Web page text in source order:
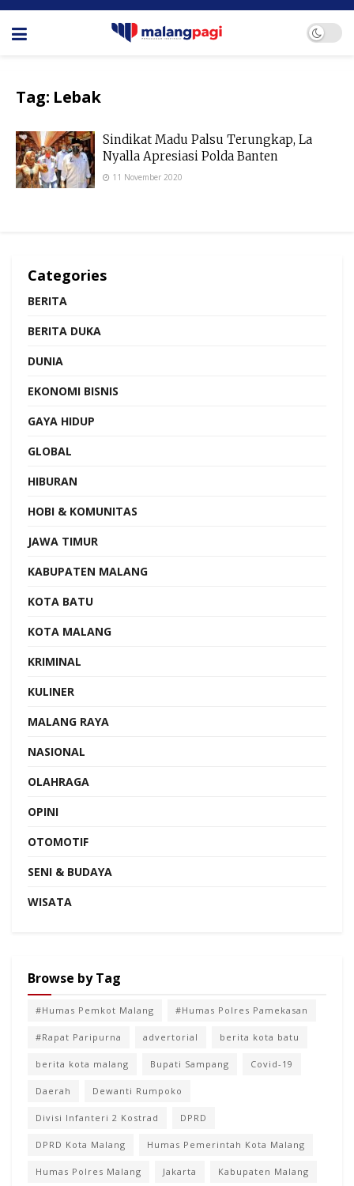
Tag: Lebak
Sindikat Madu Palsu Terungkap, La
Nyalla Apresiasi Polda Banten
11 November 2020
Categories
BERITA
BERITA DUKA
DUNIA
EKONOMI BISNIS
GAYA HIDUP
GLOBAL
HIBURAN
HOBI & KOMUNITAS
JAWA TIMUR
KABUPATEN MALANG
KOTA BATU
KOTA MALANG
KRIMINAL
KULINER
MALANG RAYA
NASIONAL
OLAHRAGA
OPINI
OTOMOTIF
SENI & BUDAYA
WISATA
Browse by Tag
#Humas Pemkot Malang #Humas Polres Pamekasan
#Rapat Paripurna advertorial berita kota batu
berita kota malang Bupati Sampang Covid-19
Daerah Dewanti Rumpoko
Divisi Infanteri 2 Kostrad DPRD
DPRD Kota Malang Humas Pemerintah Kota Malang
Humas Polres Malang Jakarta Kabupaten Malang